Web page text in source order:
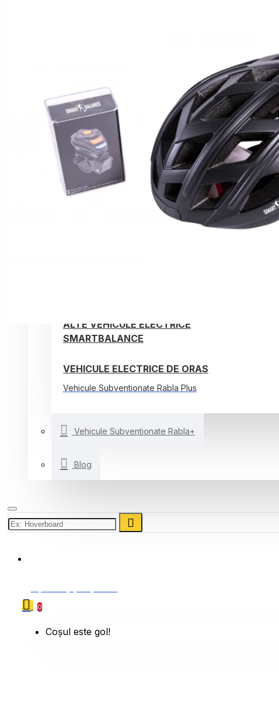
Motociclete Gowow
Motociclete Sur-Ron
ACCESORII
Accesorii de siguranta
Huse si Ghiozdane
ALTE VEHICULE ELECTRICE
SMARTBALANCE
VEHICULE ELECTRICE DE ORAS
Vehicule Subventionate Rabla Plus
Vehicule Subventionate Rabla+
Blog
0
Coșul este gol!